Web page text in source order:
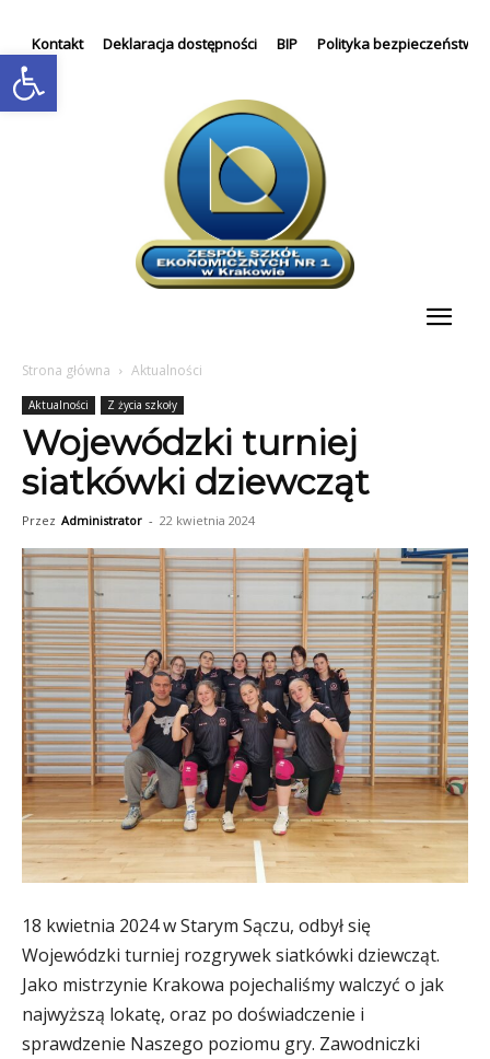
Otwórz pasek narzędzi
Kontakt Deklaracja dostępności BIP Polityka bezpieczeństwa
Strona główna Aktualności
Aktualności Z życia szkoły
Wojewódzki turniej
siatkówki dziewcząt
Przez Administrator - 22 kwietnia 2024
18 kwietnia 2024 w Starym Sączu, odbył się
Wojewódzki turniej rozgrywek siatkówki dziewcząt.
Jako mistrzynie Krakowa pojechaliśmy walczyć o jak
najwyższą lokatę, oraz po doświadczenie i
sprawdzenie Naszego poziomu gry. Zawodniczki